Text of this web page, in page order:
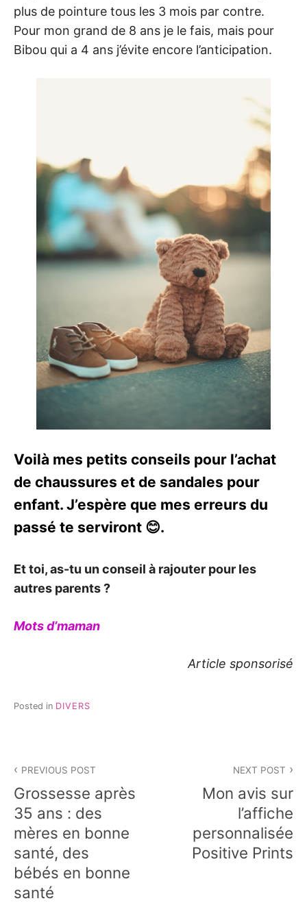
plus de pointure tous les 3 mois par contre.
Pour mon grand de 8 ans je le fais, mais pour
Bibou qui a 4 ans j’évite encore l’anticipation.
Voilà mes petits conseils pour l’achat
de chaussures et de sandales pour
enfant. J’espère que mes erreurs du
passé te serviront 😊.
Et toi, as-tu un conseil à rajouter pour les
autres parents ?
Mots d’maman
Article sponsorisé
Posted in DIVERS
de
l’article
PREVIOUS POST
Grossesse après
35 ans : des
mères en bonne
santé, des
bébés en bonne
santé
NEXT POST
Mon avis sur
l’affiche
personnalisée
Positive Prints